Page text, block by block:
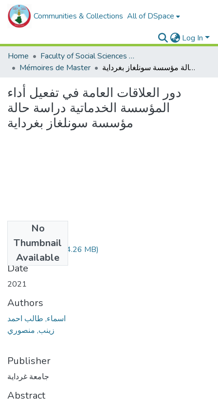
Communities & Collections All of DSpace
Log In
Home
Faculty of Social Sciences and Humanities
Mémoires de Master
دور العلاقات العامة في تفعيل أداء المؤسسة الخدماتية دراسة حالة مؤسسة سونلغاز بغرداية
دور العلاقات العامة في تفعيل أداء
المؤسسة الخدماتية دراسة حالة
مؤسسة سونلغاز بغرداية
No
Thumbnail
Available
070.04.105.pdf (4.26 MB)
Date
2021
Authors
اسماء, طالب احمد
زينب, منصوري
Publisher
جامعة غرداية
Abstract